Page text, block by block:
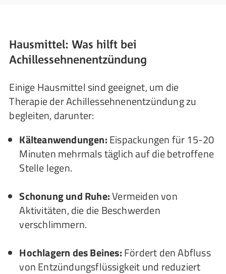
Hausmittel: Was hilft bei
Achillessehnenentzündung
Einige Hausmittel sind geeignet, um die
Therapie der Achillessehnenentzündung zu
begleiten, darunter:
Kälteanwendungen:Eispackungen für 15-20
Minuten mehrmals täglich auf die betroffene
Stelle legen.
Schonung und Ruhe:Vermeiden von
Aktivitäten, die die Beschwerden
verschlimmern.
Hochlagern des Beines:Fördert den Abfluss
von Entzündungsflüssigkeit und reduziert